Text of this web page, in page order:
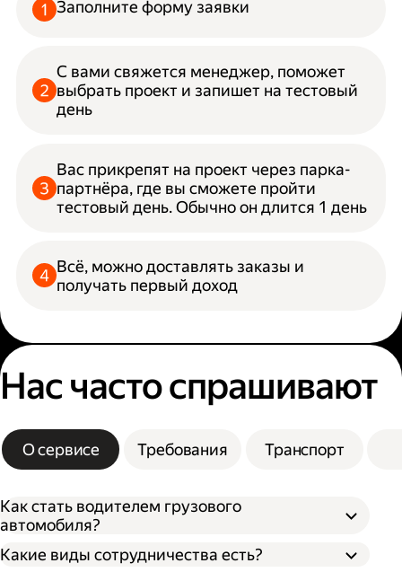
Заполните форму заявки
С вами свяжется менеджер, поможет
выбрать проект и запишет на тестовый
день
Вас прикрепят на проект через парка-
партнёра, где вы сможете пройти
тестовый день. Обычно он длится 1 день
Всё, можно доставлять заказы и
получать первый доход
Нас часто спрашивают
О сервисе Требования Транспорт
Как стать водителем грузового
автомобиля?
Какие виды сотрудничества есть?